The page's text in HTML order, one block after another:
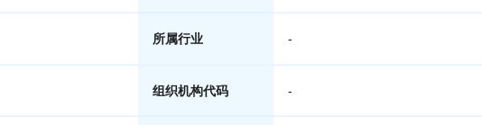
所属行业 -
组织机构代码 -